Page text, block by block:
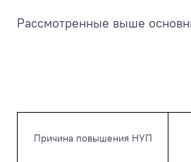
Рассмотренные выше
Причина повышения НУП